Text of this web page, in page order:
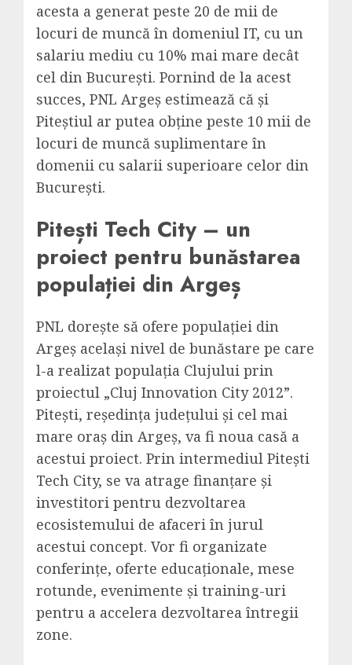
acesta a generat peste 20 de mii de
locuri de muncă în domeniul IT, cu un
salariu mediu cu 10% mai mare decât
cel din București. Pornind de la acest
succes, PNL Argeș estimează că și
Piteștiul ar putea obține peste 10 mii de
locuri de muncă suplimentare în
domenii cu salarii superioare celor din
București.
Pitești Tech City – un
proiect pentru bunăstarea
populației din Argeș
PNL dorește să ofere populației din
Argeș același nivel de bunăstare pe care
l-a realizat populația Clujului prin
proiectul „Cluj Innovation City 2012”.
Pitești, reședința județului și cel mai
mare oraș din Argeș, va fi noua casă a
acestui proiect. Prin intermediul Pitești
Tech City, se va atrage finanțare și
investitori pentru dezvoltarea
ecosistemului de afaceri în jurul
acestui concept. Vor fi organizate
conferințe, oferte educaționale, mese
rotunde, evenimente și training-uri
pentru a accelera dezvoltarea întregii
zone.